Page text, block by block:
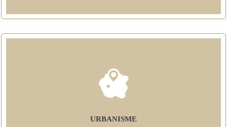
URBANISME